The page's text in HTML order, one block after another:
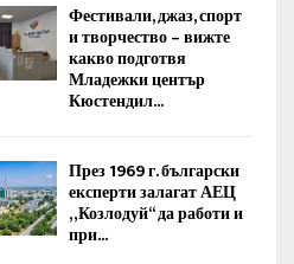
Фестивали, джаз, спорт
и творчество – вижте
какво подготвя
Младежки център
Кюстендил...
През 1969 г. български
експерти залагат АЕЦ
„Козлодуй“ да работи и
при...